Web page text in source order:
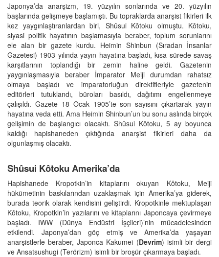
Japonya’da anarşizm, 19. yüzyılın sonlarında ve 20. yüzyılın
başlarında gelişmeye başlamıştı. Bu topraklarda anarşist fikirleri ilk
kez yaygınlaştıranlardan biri, Shûsui Kôtoku olmuştu. Kôtoku,
siyasi politik hayatının başlamasıyla beraber, toplum sorunlarını
ele alan bir gazete kurdu. Heimin Shinbun (Sıradan İnsanlar
Gazetesi) 1903 yılında yayın hayatına başladı, kısa sürede savaş
karşıtlarının toplandığı bir zemin haline geldi. Gazetenin
yaygınlaşmasıyla beraber İmparator Meiji durumdan rahatsız
olmaya başladı ve imparatorluğun direktifleriyle gazetenin
editörleri tutuklandı, büroları basıldı, dağıtımı engellenmeye
çalışıldı. Gazete 18 Ocak 1905’te son sayısını çıkartarak yayın
hayatına veda etti. Ama Heimin Shinbun’un bu sonu aslında birçok
gelişimin de başlangıcı olacaktı. Shûsui Kôtoku, 5 ay boyunca
kaldığı hapishaneden çıktığında anarşist fikirleri daha da
olgunlaşmış olacaktı.
Shûsui Kôtoku Amerika’da
Hapishanede Kropotkin’in kitaplarını okuyan Kôtoku, Meiji
hükümetinin baskılarından uzaklaşmak için Amerika’ya giderek,
burada teorik olarak kendisini geliştirdi. Kropotkinle mektuplaşan
Kôtoku, Kropotkin’in yazılarını ve kitaplarını Japoncaya çevirmeye
başladı. IWW (Dünya Endüstri İşçileri)’nin mücadelesinden
etkilendi. Japonya’dan göç etmiş ve Amerika’da yaşayan
anarşistlerle beraber, Japonca Kakumei (Devrim) isimli bir dergi
ve Ansatsushugi (Terörizm) isimli bir broşür çıkarmaya başladı.